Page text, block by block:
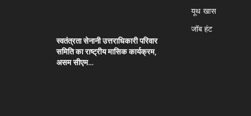
स्वतंत्रता सेनानी उत्तराधिकारी परिवार
समिति का राष्ट्रीय मासिक कार्यक्रम,
असम सीएम...
यूथ खास
जॉब हंट